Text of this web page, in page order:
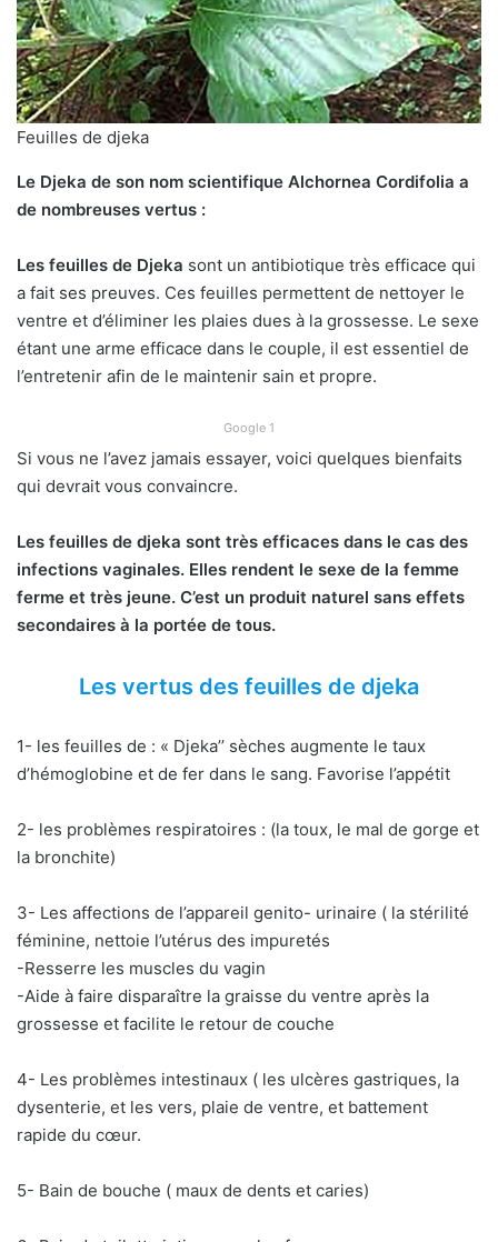
Feuilles de djeka
Le Djeka de son nom scientifique Alchornea Cordifolia a
de nombreuses vertus :
Les feuilles de Djeka sont un antibiotique très efficace qui
a fait ses preuves. Ces feuilles permettent de nettoyer le
ventre et d’éliminer les plaies dues à la grossesse. Le sexe
étant une arme efficace dans le couple, il est essentiel de
l’entretenir afin de le maintenir sain et propre.
Google 1
Si vous ne l’avez jamais essayer, voici quelques bienfaits
qui devrait vous convaincre.
Les feuilles de djeka sont très efficaces dans le cas des
infections vaginales. Elles rendent le sexe de la femme
ferme et très jeune. C’est un produit naturel sans effets
secondaires à la portée de tous.
Les vertus des feuilles de djeka
1- les feuilles de : « Djeka’’ sèches augmente le taux
d’hémoglobine et de fer dans le sang. Favorise l’appétit
2- les problèmes respiratoires : (la toux, le mal de gorge et
la bronchite)
3- Les affections de l’appareil genito- urinaire ( la stérilité
féminine, nettoie l’utérus des impuretés
-Resserre les muscles du vagin
-Aide à faire disparaître la graisse du ventre après la
grossesse et facilite le retour de couche
4- Les problèmes intestinaux ( les ulcères gastriques, la
dysenterie, et les vers, plaie de ventre, et battement
rapide du cœur.
5- Bain de bouche ( maux de dents et caries)